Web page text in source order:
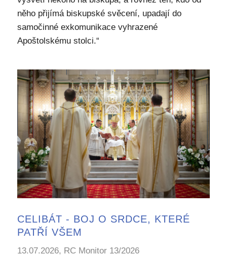
něho přijímá biskupské svěcení, upadají do
samočinné exkomunikace vyhrazené
Apoštolskému stolci.“
CELIBÁT - BOJ O SRDCE, KTERÉ
PATŘÍ VŠEM
13.07.2026, RC Monitor 13/2026